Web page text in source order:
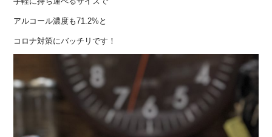
アルコール濃度も71.2%と
コロナ対策にバッチリです！